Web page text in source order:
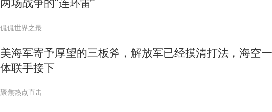
侃侃世界之最
美海军寄予厚望的三板斧，解放军已经摸清打法，海空一
体联手接下
聚焦热点直击